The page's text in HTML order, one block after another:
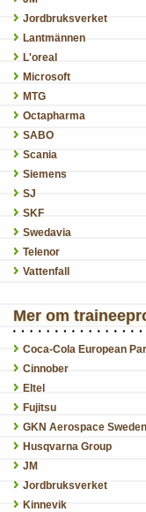
Jordbruksverket
Lantmännen
L'oreal
Microsoft
MTG
Octapharma
SABO
Scania
Siemens
SJ
SKF
Swedavia
Telenor
Vattenfall
Mer om
Coca-Cola European
Cinnober
Eltel
Fujitsu
GKN Aerospace Sweden
Husqvarna Group
JM
Jordbruksverket
Kinnevik